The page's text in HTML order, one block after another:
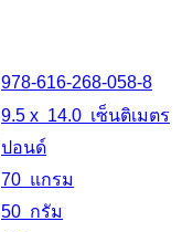
978-616-268-058-8
9.5 x 14.0 เซ็นติเมตร
ปอนด์
70 แกรม
50 กรัม